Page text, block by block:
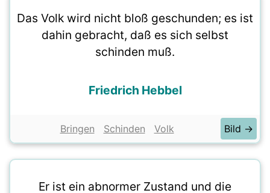
Das Volk wird nicht bloß geschunden; es ist
dahin gebracht, daß es sich selbst
schinden muß.
Friedrich Hebbel
Bringen Schinden Volk Bild →
Er ist ein abnormer Zustand und die